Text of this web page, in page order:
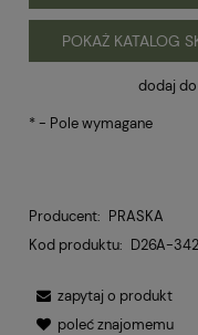
POKAŻ KATALOG
dodaj
*- Pole wymagane
Producent: PRASKA
Kod produktu: D26A-
zapytaj o produkt
poleć znajomemu